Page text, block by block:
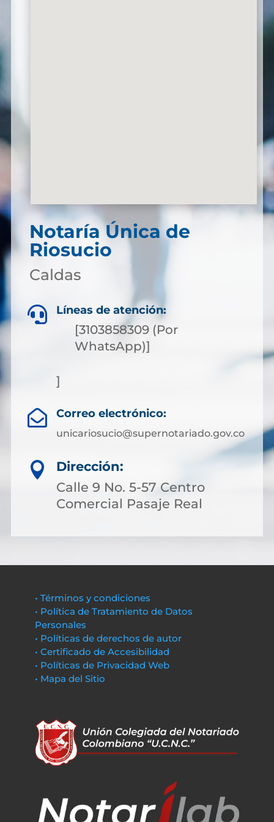
Notaría Única de
Riosucio
Caldas
 Líneas de atención:
[3103858309 (Por
WhatsApp)]
]
 Correo electrónico:
unicariosucio@supernotariado.gov.co

Dirección:
Calle 9 No. 5-57 Centro
Comercial Pasaje Real
• Términos y condiciones
• Política de Tratamiento de Datos
Personales
• Políticas de derechos de autor
• Certificado de Accesibilidad
• Políticas de Privacidad Web
• Mapa del Sitio